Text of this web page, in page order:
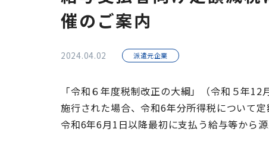
催のご案内
2024.04.02 派遣元企業
「令和６年度税制改正の⼤綱」（令和５年
施行された場合、令和6年分所得税について
令和6年6月1日以降最初に支払う給与等から